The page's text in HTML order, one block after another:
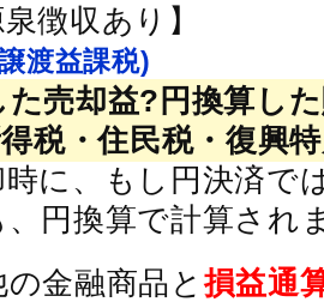
徴収あり】
渡益課税)
た売却益?円換算し
税・住民税・復興
に、もし円決済で
、円換算で計算され
金融商品と 損益通